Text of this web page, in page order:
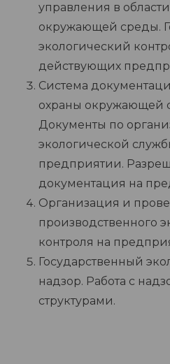
управления в
окружающей среды.
экологический
действующих
Система
охраны окружающей
Документы по
экологической
предприятии.
документация на
Организация и
производственного
контроля на
Государственный
надзор. Работа с
структурами.